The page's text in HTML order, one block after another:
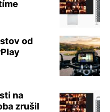
od
na
zrušil